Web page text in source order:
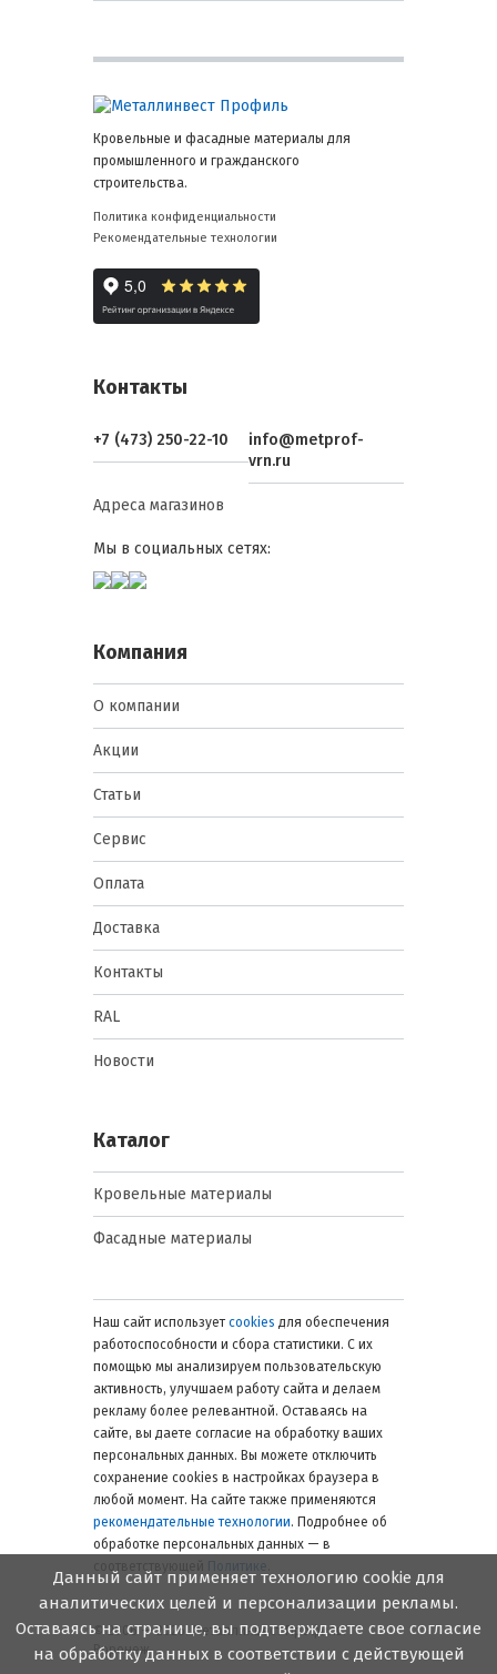
Кровельные и фасадные материалы для
промышленного и гражданского
строительства.
Политика конфиденциальности
Рекомендательные технологии
Контакты
+7 (473) 250-22-10
info@metprof-
vrn.ru
Адреса магазинов
Мы в социальных сетях:
Компания
О компании
Акции
Статьи
Сервис
Оплата
Доставка
Контакты
RAL
Новости
Каталог
Кровельные материалы
Фасадные материалы
Наш сайт использует cookies для обеспечения
работоспособности и сбора статистики. С их
помощью мы анализируем пользовательскую
активность, улучшаем работу сайта и делаем
рекламу более релевантной. Оставаясь на
сайте, вы даете согласие на обработку ваших
персональных данных. Вы можете отключить
сохранение cookies в настройках браузера в
любой момент. На сайте также применяются
рекомендательные технологии. Подробнее об
обработке персональных данных — в
Политике
© 2006 — 2026. Металлинвест Профиль.
Воронеж
Данный сайт применяет технологию cookie для
аналитических целей и персонализации рекламы.
Оставаясь на странице, вы подтверждаете свое согласие
на обработку данных в соответствии с действующей